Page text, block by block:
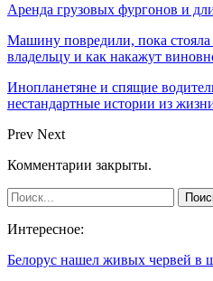
Аренда грузовых фургонов и
Машину повредили, пока стояла
владельцу и как накажут
Инопланетяне и спящие
нестандартные истории из
Prev Next
Комментарии закрыты.
Интересное:
Белорус нашел живых червей в